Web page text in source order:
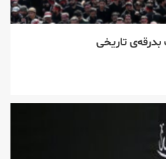
تاریخی